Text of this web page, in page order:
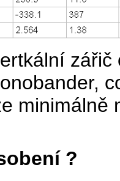
minimálně
?